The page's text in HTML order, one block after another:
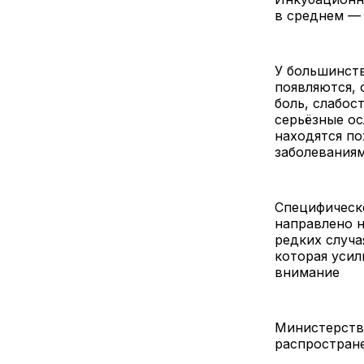
в среднем —
У
появляются,
боль,
серьёзные
находятся
направлено
редких
которая
внимание